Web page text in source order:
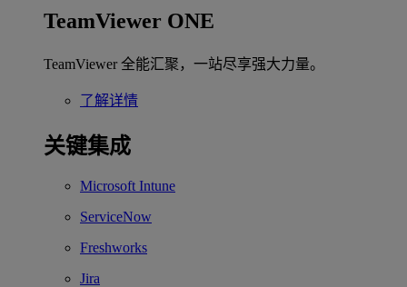
TeamViewer ONE
TeamViewer 全能汇聚，一站尽享强大力量。
了解详情
关键集成
Microsoft Intune
ServiceNow
Freshworks
Jira